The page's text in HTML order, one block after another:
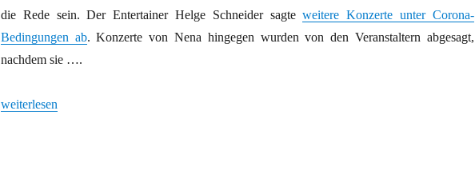
die Rede sein. Der Entertainer Helge Schneider sagteweitere Konzerte unter Corona-
Bedingungen ab. Konzerte von Nena hingegen wurden von den Veranstaltern abgesagt,
nachdem sie ….
„Beyond Corona: Und wenn die Normalität gar nicht gut war?“
weiterlesen